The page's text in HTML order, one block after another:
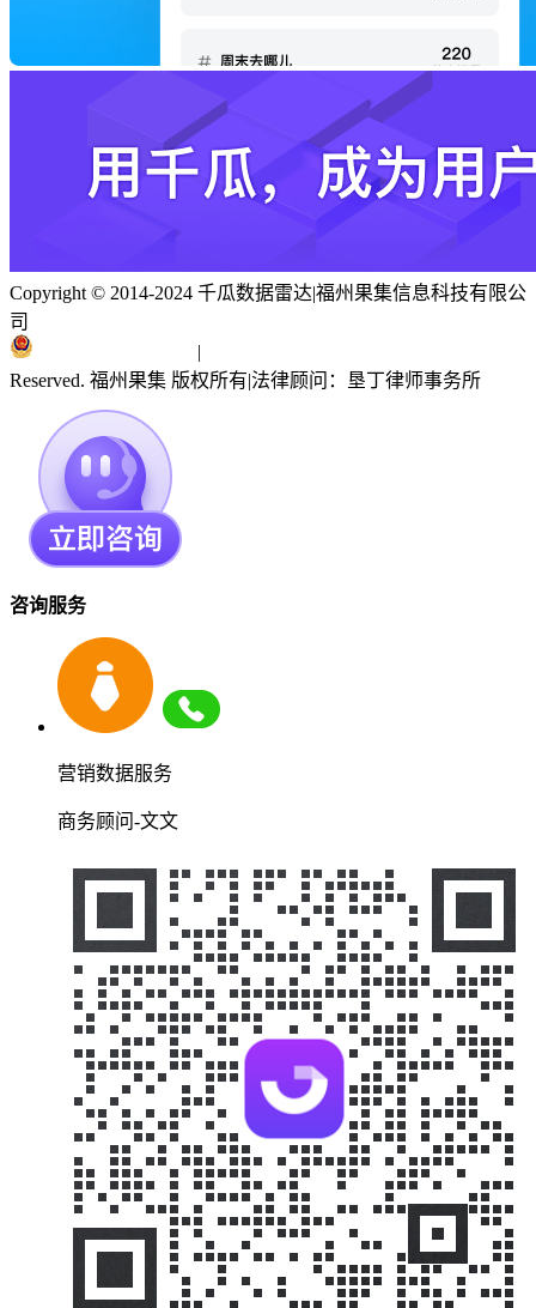
Copyright © 2014-2024 千瓜数据雷达|福州果集信息科技有限公
司
|
Reserved. 福州果集 版权所有|法律顾问：垦丁律师事务所
咨询服务
营销数据服务
商务顾问-文文